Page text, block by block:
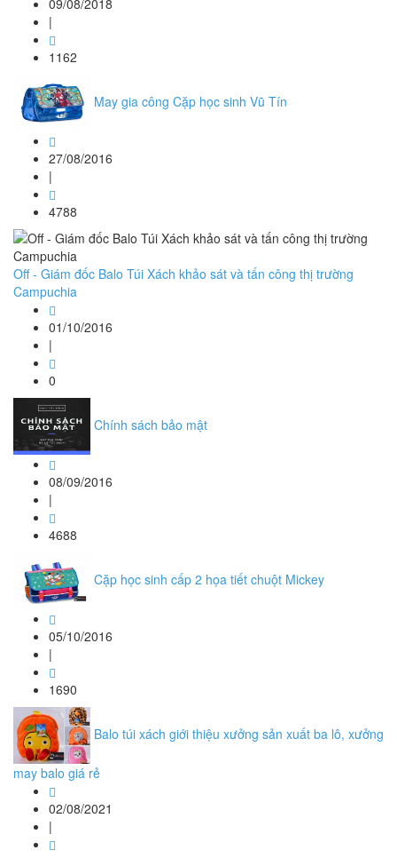
09/08/2018
|
1162
May gia công Cặp học sinh Vũ Tín
27/08/2016
|
4788
Off - Giám đốc Balo Túi Xách khảo sát và tấn công thị trường
Campuchia
01/10/2016
|
0
Chính sách bảo mật
08/09/2016
|
4688
Cặp học sinh cấp 2 họa tiết chuột Mickey
05/10/2016
|
1690
Balo túi xách giới thiệu xưởng sản xuất ba lô, xưởng
may balo giá rẻ
02/08/2021
|